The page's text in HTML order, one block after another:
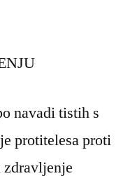
navadi tistih s
protitelesa proti